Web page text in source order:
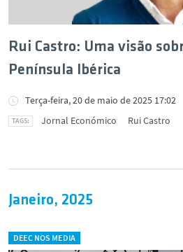
Rui Castro: Uma visão
Península Ibérica
Terça-feira, 20 de maio de 2025 17:02
Jornal Económico
Rui Castro
Janeiro, 2025
DEEC NOS MEDIA